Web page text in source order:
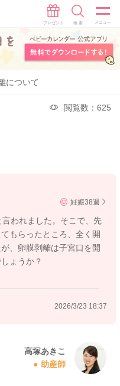
について
閲覧数：625
妊娠38週
われました。そこで、先
もらったところ、全く開
、卵膜剥離は子宮口を開
ょうか？
2026/3/23 18:37
高塚あきこ
助産師